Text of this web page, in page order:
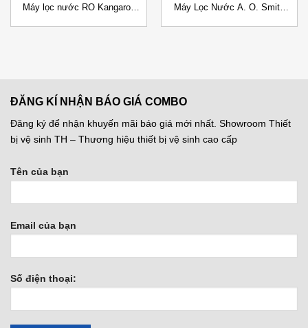
Máy lọc nước RO Kangaroo
Máy Lọc Nước A. O. Smith
ĐĂNG KÍ NHẬN BÁO GIÁ COMBO
Đăng ký để nhận khuyến mãi báo giá mới nhất. Showroom Thiết
bị vệ sinh TH – Thương hiệu thiết bị vệ sinh cao cấp
Tên của bạn
Email của bạn
Số điện thoại: